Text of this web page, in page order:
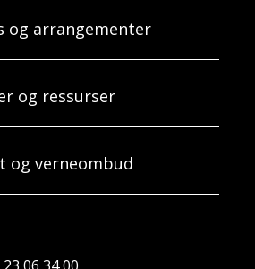
og arrangementer
og ressurser
og verneombud